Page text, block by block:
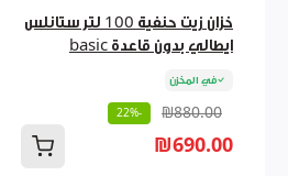
خزان زيت حنفية 100 لتر ستانلس
ايطالي بدون قاعدة basic
في المخزن
₪880.00
-22%
₪690.00